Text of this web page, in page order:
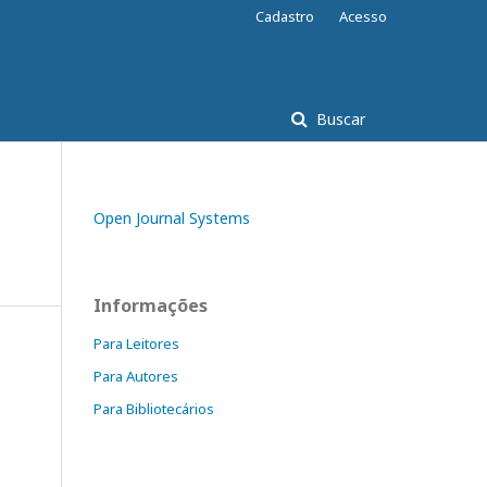
Buscar
Cadastro Acesso
Open Journal Systems
Informações
Para Leitores
Para Autores
Para Bibliotecários